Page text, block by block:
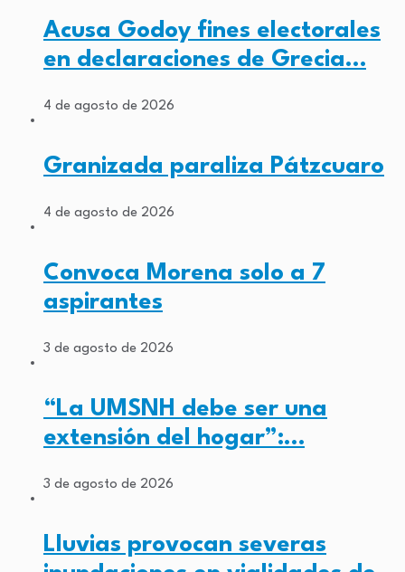
Acusa Godoy fines electorales
en declaraciones de Grecia…
4 de agosto de 2026
Granizada paraliza Pátzcuaro
4 de agosto de 2026
Convoca Morena solo a 7
aspirantes
3 de agosto de 2026
“La UMSNH debe ser una
extensión del hogar”:…
3 de agosto de 2026
Lluvias provocan severas